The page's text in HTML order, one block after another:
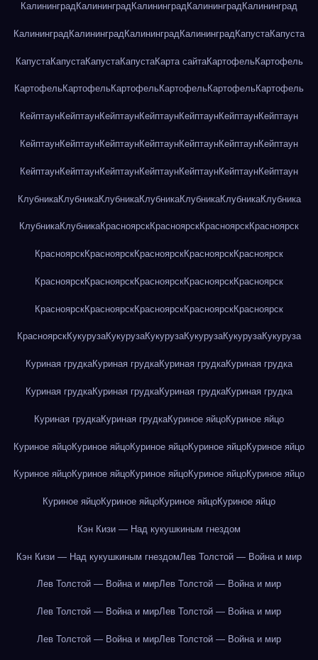
КалининградКалининградКалининградКалининградКалининград
Калининград Калининград Калининград Калининград КапустаКапуста
КапустаКапустаКапустаКапустаКарта сайтаКартофельКартофель
КартофельКартофельКартофельКартофельКартофельКартофель
КейптаунКейптаунКейптаунКейптаунКейптаунКейптаунКейптаун
КейптаунКейптаунКейптаунКейптаунКейптаунКейптаунКейптаун
КейптаунКейптаунКейптаунКейптаунКейптаунКейптаунКейптаун
КлубникаКлубникаКлубникаКлубникаКлубникаКлубникаКлубника
КлубникаКлубникаКрасноярскКрасноярскКрасноярскКрасноярск
КрасноярскКрасноярскКрасноярскКрасноярскКрасноярск
КрасноярскКрасноярскКрасноярскКрасноярскКрасноярск
КрасноярскКрасноярскКрасноярскКрасноярскКрасноярск
КрасноярскКукурузаКукурузаКукурузаКукурузаКукурузаКукуруза
Куриная грудкаКуриная грудкаКуриная грудкаКуриная грудка
Куриная грудкаКуриная грудкаКуриная грудкаКуриная грудка
Куриная грудкаКуриная грудкаКуриное яйцоКуриное яйцо
Куриное яйцоКуриное яйцоКуриное яйцоКуриное яйцоКуриное яйцо
Куриное яйцоКуриное яйцоКуриное яйцоКуриное яйцоКуриное яйцо
Куриное яйцоКуриное яйцоКуриное яйцоКуриное яйцо
Кэн Кизи — Над кукушкиным гнездом
Кэн Кизи — Над кукушкиным гнездомЛев Толстой — Война и мир
Лев Толстой — Война и мирЛев Толстой — Война и мир
Лев Толстой — Война и мирЛев Толстой — Война и мир
Лев Толстой — Война и мирЛев Толстой — Война и мир